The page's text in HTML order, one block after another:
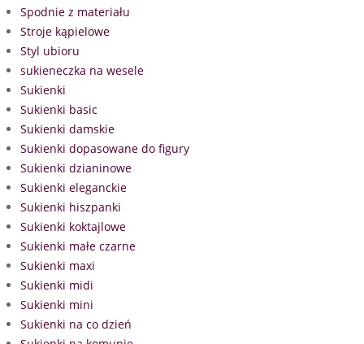
Spodnie z materiału
Stroje kąpielowe
Styl ubioru
sukieneczka na wesele
Sukienki
Sukienki basic
Sukienki damskie
Sukienki dopasowane do figury
Sukienki dzianinowe
Sukienki eleganckie
Sukienki hiszpanki
Sukienki koktajlowe
Sukienki małe czarne
Sukienki maxi
Sukienki midi
Sukienki mini
Sukienki na co dzień